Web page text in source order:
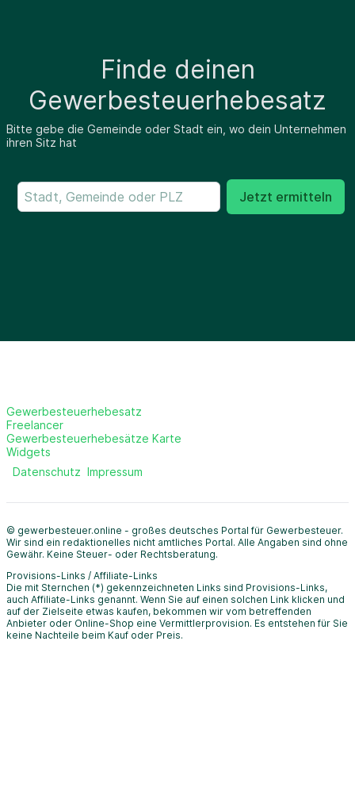
Finde deinen
Gewerbesteuerhebesatz
Bitte gebe die Gemeinde oder Stadt ein, wo dein Unternehmen
ihren Sitz hat
Jetzt ermitteln
Gewerbesteuerhebesatz
Freelancer
Gewerbesteuerhebesätze Karte
Widgets
Datenschutz Impressum
© gewerbesteuer.online - großes deutsches Portal für Gewerbesteuer.
Wir sind ein redaktionelles nicht amtliches Portal. Alle Angaben sind ohne
Gewähr. Keine Steuer- oder Rechtsberatung.
Provisions-Links / Affiliate-Links
Die mit Sternchen (*) gekennzeichneten Links sind Provisions-Links,
auch Affiliate-Links genannt. Wenn Sie auf einen solchen Link klicken und
auf der Zielseite etwas kaufen, bekommen wir vom betreffenden
Anbieter oder Online-Shop eine Vermittlerprovision. Es entstehen für Sie
keine Nachteile beim Kauf oder Preis.